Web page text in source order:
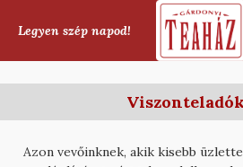
Legyen szép napod!
Azon vevőinknek, akik kisebb